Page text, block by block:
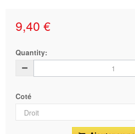
9,40 €
Quantity:
Coté